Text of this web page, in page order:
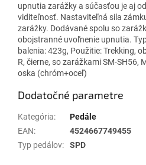
upnutia zarážky a súčasťou je aj
viditeľnosť. Nastaviteľná sila
zarážky. Dodávané spolu so
obojstranné uvoľnenie upnutia.
balenia: 423g, Použitie: Trekking,
R, čierne, so zarážkami SM-SH56,
oska (chróm+oceľ)
Dodatočné parametre
Kategória:
Pedále
EAN:
4524667749455
Typ pedálov: SPD